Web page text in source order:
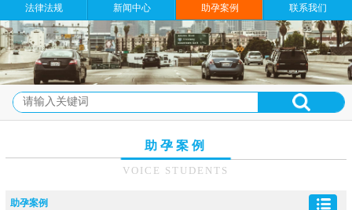
法律法规 新闻中心 助孕案例 联系我们
助孕案例
VOICE STUDENTS
助孕案例